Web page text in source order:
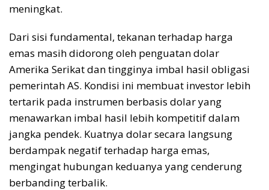
meningkat.
Dari sisi fundamental, tekanan terhadap harga
emas masih didorong oleh penguatan dolar
Amerika Serikat dan tingginya imbal hasil obligasi
pemerintah AS. Kondisi ini membuat investor lebih
tertarik pada instrumen berbasis dolar yang
menawarkan imbal hasil lebih kompetitif dalam
jangka pendek. Kuatnya dolar secara langsung
berdampak negatif terhadap harga emas,
mengingat hubungan keduanya yang cenderung
berbanding terbalik.